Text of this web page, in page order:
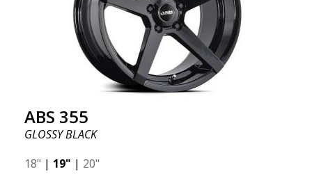
suunnittelunsa ansiosta. ABS355:llä teet tavallisesta
autosta tyylikkäämmän. ABS355-vanteet jakaa
yksinoikeudella ABS Wheels.
ABS 355
GLOSSY BLACK
18" | 19" | 20"